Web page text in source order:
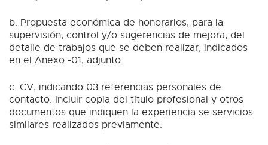
b. Propuesta económica de honorarios, para la
supervisión, control y/o sugerencias de mejora, del
detalle de trabajos que se deben realizar, indicados
en el Anexo -01, adjunto.
c. CV, indicando 03 referencias personales de
contacto. Incluir copia del título profesional y otros
documentos que indiquen la experiencia se servicios
similares realizados previamente.